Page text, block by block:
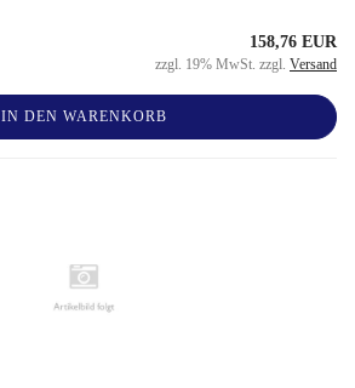
158,76 EUR
zzgl. 19% MwSt. zzgl. Versand
IN DEN WARENKORB